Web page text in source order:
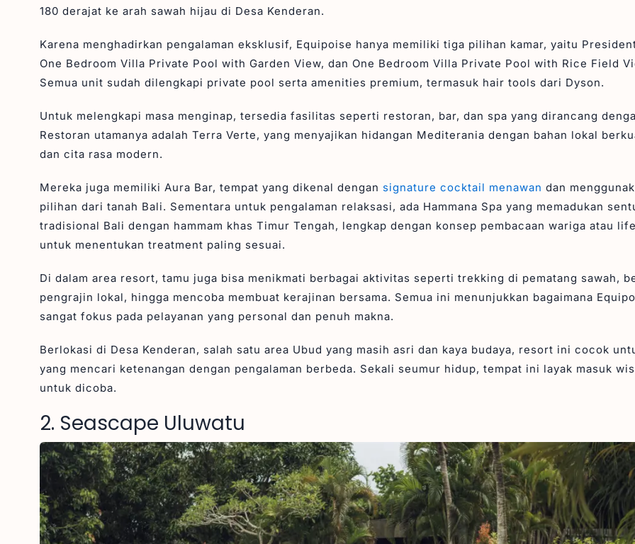
180 derajat ke arah sawah hijau di Desa Kenderan.
Karena menghadirkan pengalaman eksklusif, Equipoise hanya memiliki tiga pilihan kamar, yaitu
One Bedroom Villa Private Pool with Garden View, dan One Bedroom Villa Private Pool with Rice Field
Semua unit sudah dilengkapi private pool serta amenities premium, termasuk hair tools dari Dyson.
Untuk melengkapi masa menginap, tersedia fasilitas seperti restoran, bar, dan spa yang dirancang
Restoran utamanya adalah Terra Verte, yang menyajikan hidangan Mediterania dengan bahan lokal
dan cita rasa modern.
Mereka juga memiliki Aura Bar, tempat yang dikenal dengan signature cocktail menawan dan
pilihan dari tanah Bali. Sementara untuk pengalaman relaksasi, ada Hammana Spa yang memadukan
tradisional Bali dengan hammam khas Timur Tengah, lengkap dengan konsep pembacaan wariga atau
untuk menentukan treatment paling sesuai.
Di dalam area resort, tamu juga bisa menikmati berbagai aktivitas seperti trekking di pematang sawah,
pengrajin lokal, hingga mencoba membuat kerajinan bersama. Semua ini menunjukkan bagaimana
sangat fokus pada pelayanan yang personal dan penuh makna.
Berlokasi di Desa Kenderan, salah satu area Ubud yang masih asri dan kaya budaya, resort ini cocok
yang mencari ketenangan dengan pengalaman berbeda. Sekali seumur hidup, tempat ini layak masuk
untuk dicoba.
2. Seascape Uluwatu